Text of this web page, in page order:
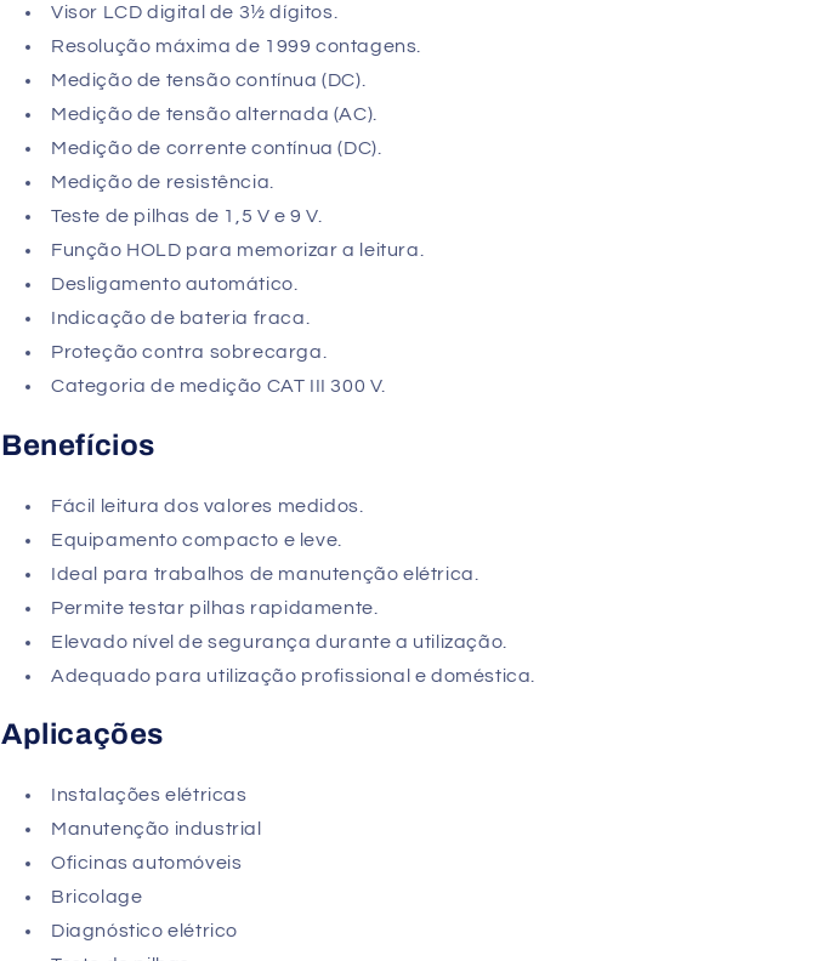
Visor LCD digital de 3½ dígitos.
Resolução máxima de 1999 contagens.
Medição de tensão contínua (DC).
Medição de tensão alternada (AC).
Medição de corrente contínua (DC).
Medição de resistência.
Teste de pilhas de 1,5 V e 9 V.
Função HOLD para memorizar a leitura.
Desligamento automático.
Indicação de bateria fraca.
Proteção contra sobrecarga.
Categoria de medição CAT III 300 V.
Benefícios
Fácil leitura dos valores medidos.
Equipamento compacto e leve.
Ideal para trabalhos de manutenção elétrica.
Permite testar pilhas rapidamente.
Elevado nível de segurança durante a utilização.
Adequado para utilização profissional e doméstica.
Aplicações
Instalações elétricas
Manutenção industrial
Oficinas automóveis
Bricolage
Diagnóstico elétrico